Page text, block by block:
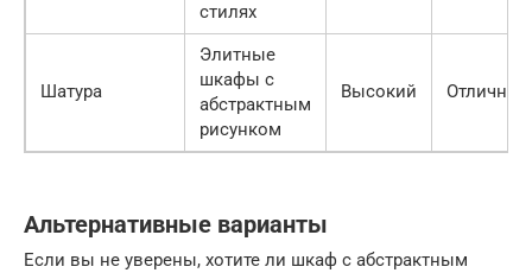
стилях
Шатура
Элитные
шкафы с
абстрактным
рисунком
Высокий Отличное
Альтернативные варианты
Если вы не уверены, хотите ли шкаф с абстрактным